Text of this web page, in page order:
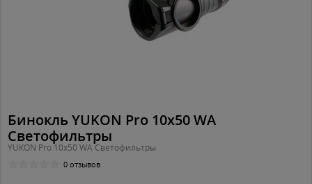
Бинокль YUKON Pro 10x50 WA
Светофильтры
YUKON Pro 10x50 WA Светофильтры
0 отзывов